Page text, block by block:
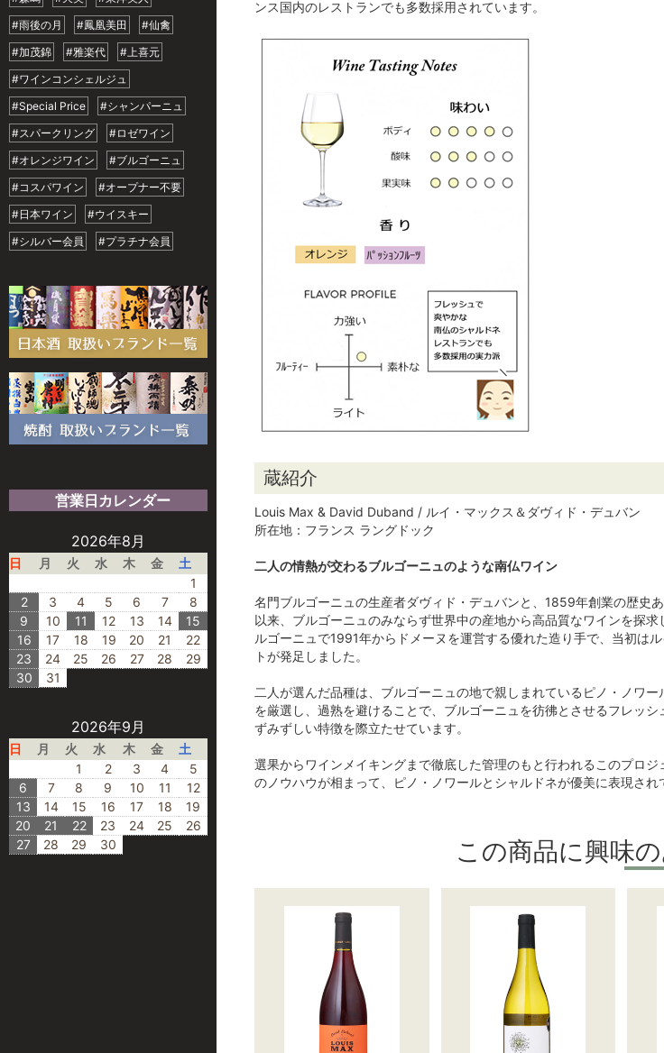
#雨後の月
#鳳凰美田
#仙禽
#加茂錦
#雅楽代
#上喜元
#ワインコンシェルジュ
#Special Price
#シャンパーニュ
#スパークリング
#ロゼワイン
#オレンジワイン
#ブルゴーニュ
#コスパワイン
#オープナー不要
#日本ワイン
#ウイスキー
#シルバー会員
#プラチナ会員
営業日カレンダー
2026年8月
日 月 火 水 木 金
土
1
2
3 4 5 6 7
8
9
10 11 12 13 14
15
16
17 18 19 20 21
22
23
24 25 26 27 28
29
30
31
2026年9月
日 月 火 水 木 金
土
1
2 3 4
5
6
7 8 9 10 11
12
13
14 15 16 17 18
19
20
21 22 23 24 25
26
27
28 29 30
ンス国内のレストランでも多数採用されています。
蔵紹介
Louis Max & David Duband / ルイ・マックス＆ダヴィド・デュバン
所在地：フランス ラングドック
二人の情熱が交わるブルゴーニュのような南仏ワイン
名門ブルゴーニュの生産者ダヴィド・デュバンと、1859年創業の歴史
以来、ブルゴーニュのみならず世界中の産地から高品質なワインを探
ルゴーニュで1991年からドメーヌを運営する優れた造り手で、当初は
トが発足しました。
二人が選んだ品種は、ブルゴーニュの地で親しまれているピノ・ノワ
を厳選し、過熟を避けることで、ブルゴーニュを彷彿とさせるフレッ
ずみずしい特徴を際立たせています。
選果からワインメイキングまで徹底した管理のもと行われるこのプロ
のノウハウが相まって、ピノ・ノワールとシャルドネが優美に表現され
この商品に興味